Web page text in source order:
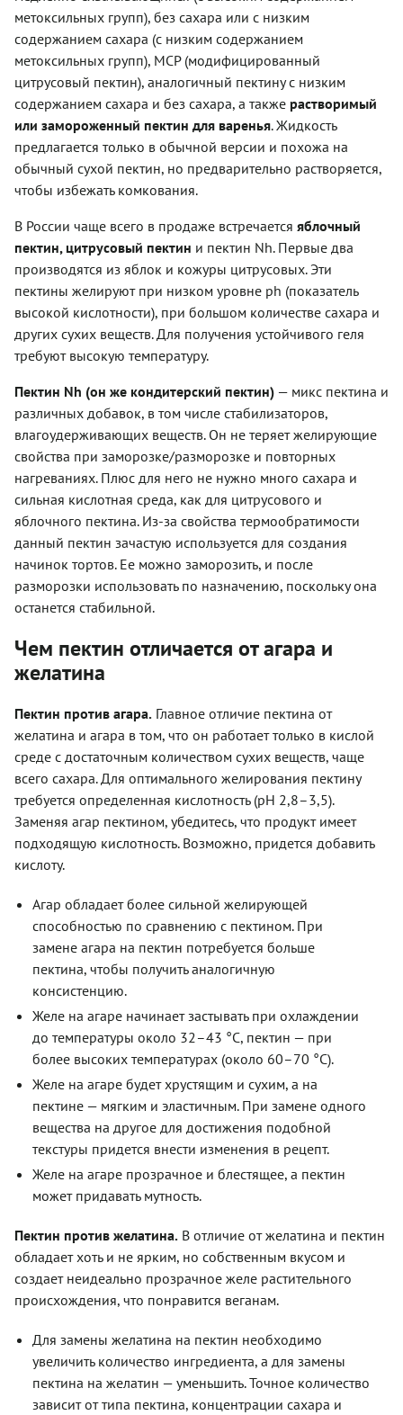
метоксильных групп), без сахара или с низким
содержанием сахара (с низким содержанием
метоксильных групп), MCP (модифицированный
цитрусовый пектин), аналогичный пектину с низким
содержанием сахара и без сахара, а также растворимый
или замороженный пектин для варенья. Жидкость
предлагается только в обычной версии и похожа на
обычный сухой пектин, но предварительно растворяется,
чтобы избежать комкования.
В России чаще всего в продаже встречается яблочный
пектин, цитрусовый пектин и пектин Nh. Первые два
производятся из яблок и кожуры цитрусовых. Эти
пектины желируют при низком уровне ph (показатель
высокой кислотности), при большом количестве сахара и
других сухих веществ. Для получения устойчивого геля
требуют высокую температуру.
Пектин Nh (он же кондитерский пектин) — микс пектина и
различных добавок, в том числе стабилизаторов,
влагоудерживающих веществ. Он не теряет желирующие
свойства при заморозке/разморозке и повторных
нагреваниях. Плюс для него не нужно много сахара и
сильная кислотная среда, как для цитрусового и
яблочного пектина. Из-за свойства термообратимости
данный пектин зачастую используется для создания
начинок тортов. Ее можно заморозить, и после
разморозки использовать по назначению, поскольку она
останется стабильной.
Чем пектин отличается от агара и
желатина
Пектин против агара. Главное отличие пектина от
желатина и агара в том, что он работает только в кислой
среде с достаточным количеством сухих веществ, чаще
всего сахара. Для оптимального желирования пектину
требуется определенная кислотность (pH 2,8–3,5).
Заменяя агар пектином, убедитесь, что продукт имеет
подходящую кислотность. Возможно, придется добавить
кислоту.
Агар обладает более сильной желирующей
способностью по сравнению с пектином. При
замене агара на пектин потребуется больше
пектина, чтобы получить аналогичную
консистенцию.
Желе на агаре начинает застывать при охлаждении
до температуры около 32–43 °C, пектин — при
более высоких температурах (около 60–70 °C).
Желе на агаре будет хрустящим и сухим, а на
пектине — мягким и эластичным. При замене одного
вещества на другое для достижения подобной
текстуры придется внести изменения в рецепт.
Желе на агаре прозрачное и блестящее, а пектин
может придавать мутность.
Пектин против желатина. В отличие от желатина и пектин
обладает хоть и не ярким, но собственным вкусом и
создает неидеально прозрачное желе растительного
происхождения, что понравится веганам.
Для замены желатина на пектин необходимо
увеличить количество ингредиента, а для замены
пектина на желатин — уменьшить. Точное количество
зависит от типа пектина, концентрации сахара и